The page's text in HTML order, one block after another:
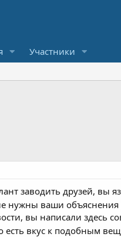
Участники
заводить друзей, вы
нужны ваши объяснения
вы написали здесь
есть вкус к подобным